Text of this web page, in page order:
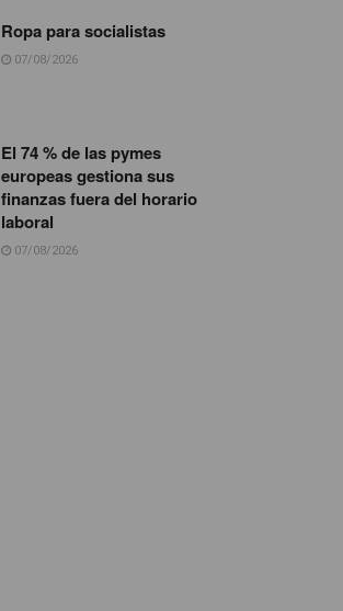
Ropa para socialistas
07/08/2026
El 74 % de las pymes
europeas gestiona sus
finanzas fuera del horario
laboral
07/08/2026